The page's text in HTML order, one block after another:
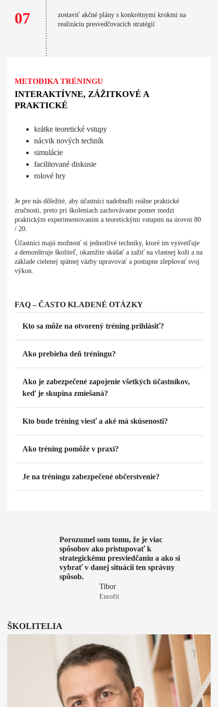
07
zostaviť akčné plány s konkrétnymi krokmi na
realizáciu presvedčovacích stratégií
METODIKA TRÉNINGU
INTERAKTÍVNE, ZÁŽITKOVÉ A
PRAKTICKÉ
krátke teoretické vstupy
nácvik nových techník
simulácie
facilitované diskusie
rolové hry
Je pre nás dôležité, aby účastníci nadobudli reálne praktické
zručnosti, preto pri školeniach zachovávame pomer medzi
praktickým experimentovaním a teoretickými vstupmi na úrovni 80
/ 20.
Účastníci majú možnosť si jednotlivé techniky, ktoré im vysvetľuje
a demonštruje školiteľ, okamžite skúšať a zažiť na vlastnej koži a na
základe cielenej spätnej väzby upravovať a postupne zlepšovať svoj
výkon.
FAQ – ČASTO KLADENÉ OTÁZKY
Kto sa môže na otvorený tréning prihlásiť?
Ako prebieha deň tréningu?
Ako je zabezpečené zapojenie všetkých účastníkov,
keď je skupina zmiešaná?
Kto bude tréning viesť a aké má skúsenosti?
Ako tréning pomôže v praxi?
Je na tréningu zabezpečené občerstvenie?
Porozumel som tomu, že je viac
spôsobov ako pristupovať k
strategickému presviedčaniu a ako si
vybrať v danej situácii ten správny
spôsob.
Tibor
Eurofit
ŠKOLITELIA
VAŠA OBJEDNÁVKA JE PRÁZDNA
Vyberte si niečo a naplňte svoju objednávku.
Aktuálne kurzy
Aktuálne kurzy
Maxman online learning
Portfólio rozvojových
programov
MOHLO BY SA VÁM PÁČIŤ
MOHLO BY SA VÁM PÁČIŤ
ASERTÍVNA KOMUNIKÁCIA